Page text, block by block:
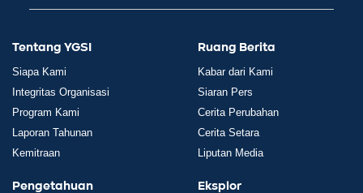
Tentang YGSI
Siapa Kami
Integritas Organisasi
Program Kami
Laporan Tahunan
Kemitraan
Ruang Berita
Kabar dari Kami
Siaran Pers
Cerita Perubahan
Cerita Setara
Liputan Media
Pengetahuan
Eksplor